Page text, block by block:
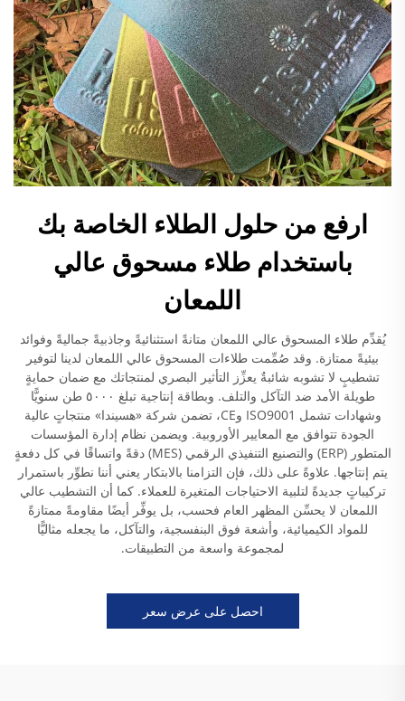
ارفع من حلول الطلاء الخاصة بك
باستخدام طلاء مسحوق عالي
اللمعان
يُقدِّم طلاء المسحوق عالي اللمعان متانةً استثنائيةً وجاذبيةً جماليةً وفوائد
بيئيةً ممتازة. وقد صُمِّمت طلاءات المسحوق عالي اللمعان لدينا لتوفير
تشطيبٍ لا تشوبه شائبةٌ يعزِّز التأثير البصري لمنتجاتك مع ضمان حمايةٍ
طويلة الأمد ضد التآكل والتلف. وبطاقة إنتاجية تبلغ ٥٠٠٠ طن سنويًّا
وشهادات تشمل ISO9001 وCE، تضمن شركة «هسيندا» منتجاتٍ عالية
الجودة تتوافق مع المعايير الأوروبية. ويضمن نظام إدارة المؤسسات
المتطور (ERP) والتصنيع التنفيذي الرقمي (MES) دقةً واتساقًا في كل دفعةٍ
يتم إنتاجها. علاوةً على ذلك، فإن التزامنا بالابتكار يعني أننا نطوِّر باستمرار
تركيباتٍ جديدةً لتلبية الاحتياجات المتغيرة للعملاء. كما أن التشطيب عالي
اللمعان لا يحسِّن المظهر العام فحسب، بل يوفِّر أيضًا مقاومةً ممتازةً
للمواد الكيميائية، وأشعة فوق البنفسجية، والتآكل، ما يجعله مثاليًّا
لمجموعة واسعة من التطبيقات.
احصل على عرض سعر